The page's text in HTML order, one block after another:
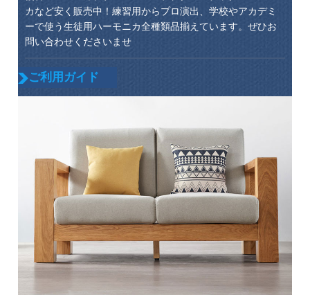
カなど安く販売中！練習用からプロ演出、学校やアカデミ
ーで使う生徒用ハーモニカ全種類品揃えています。ぜひお
問い合わせくださいませ
ご利用ガイド